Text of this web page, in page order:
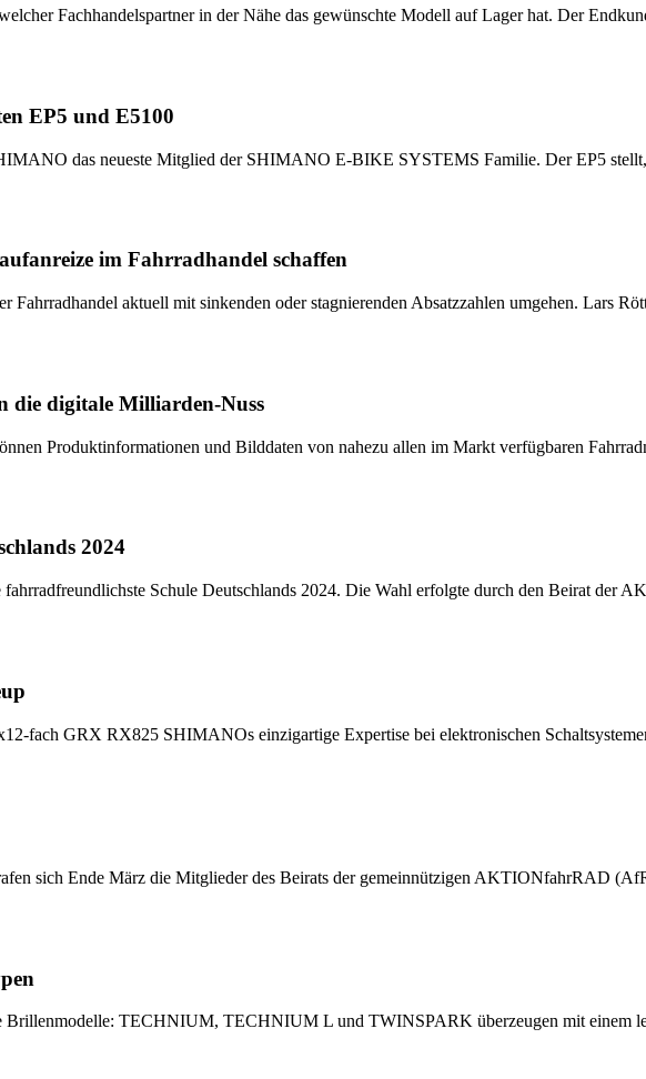
Fachhandelspartner in der Nähe das gewünschte Modell auf Lager hat. Der
EP5 und E5100
das neueste Mitglied der SHIMANO E-BIKE SYSTEMS Familie. Der EP5
im Fahrradhandel schaffen
Fahrradhandel aktuell mit sinkenden oder stagnierenden Absatzzahlen umgehen. Lars
digitale Milliarden-Nuss
Produktinformationen und Bilddaten von nahezu allen im Markt verfügbaren
2024
fahrradfreundlichste Schule Deutschlands 2024. Die Wahl erfolgte durch den Beirat der
fach GRX RX825 SHIMANOs einzigartige Expertise bei elektronischen
sich Ende März die Mitglieder des Beirats der gemeinnützigen AKTIONfahrRAD
Brillenmodelle: TECHNIUM, TECHNIUM L und TWINSPARK überzeugen mit einem